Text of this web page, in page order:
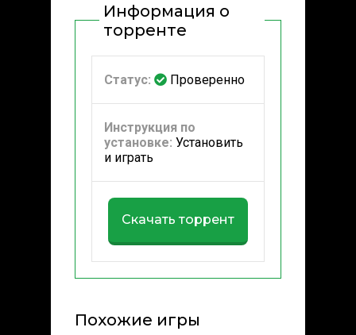
Информация о
торренте
Статус: Проверенно
Инструкция по
установке: Установить
и играть
Скачать торрент
Похожие игры